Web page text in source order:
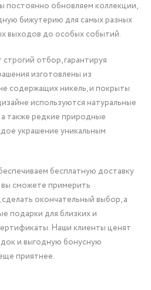
постоянно обновляем коллекции,
бижутерию для самых разных
выходов до особых событий.
отбор, гарантируя
изготовлены из
содержащих никель, и покрыты
используются натуральные
также редкие природные
украшение уникальным
бесплатную доставку
вы сможете примерить
окончательный выбор, а
подарки для близких и
Наши клиенты ценят
и выгодную бонусную
приятнее.